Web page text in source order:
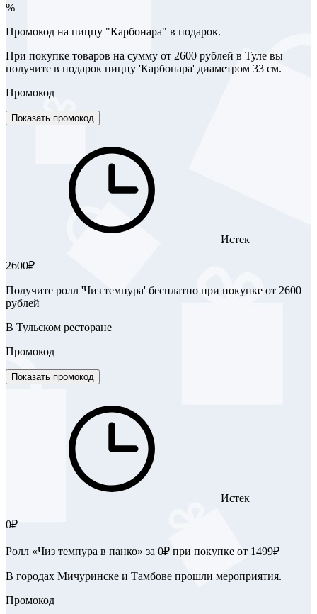
%
Промокод на пиццу "Карбонара" в подарок.
При покупке товаров на сумму от 2600 рублей в Туле вы
получите в подарок пиццу 'Карбонара' диаметром 33 см.
Промокод
Показать промокод
Истек
2600₽
Получите ролл 'Чиз темпура' бесплатно при покупке от 2600
рублей
В Тульском ресторане
Промокод
Показать промокод
Истек
0₽
Ролл «Чиз темпура в панко» за 0₽ при покупке от 1499₽
В городах Мичуринске и Тамбове прошли мероприятия.
Промокод